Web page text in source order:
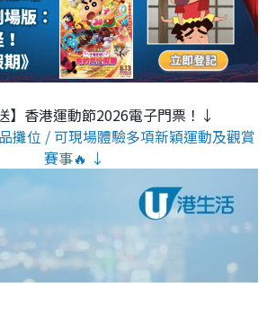
】香港運動節2026電子門票！↓
攤位 / 可現場體驗多項新穎運動及觀賞
賽事🔥 ↓